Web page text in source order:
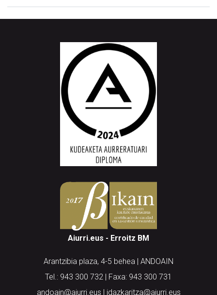
Aiurri.eus - Erroitz BM
Arantzibia plaza, 4-5 behea | ANDOAIN
Tel.: 943 300 732 | Faxa: 943 300 731
andoain@aiurri.eus | idazkaritza@aiurri.eus